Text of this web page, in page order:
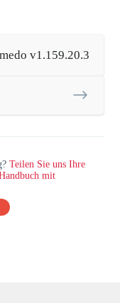
v1.159.20.3
Teilen Sie uns Ihre
mit